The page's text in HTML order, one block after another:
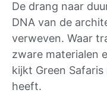
De drang naar
DNA van de
verweven. Waar
zware materialen
kijkt Green
heeft.